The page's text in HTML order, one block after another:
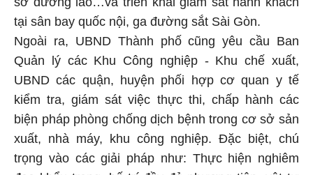
tại sân bay quốc nội, ga đường sắt Sài Gòn.
Ngoài ra, UBND Thành phố cũng yêu cầu Ban
Quản lý các Khu Công nghiệp - Khu chế xuất,
UBND các quận, huyện phối hợp cơ quan y tế
kiểm tra, giám sát việc thực thi, chấp hành các
biện pháp phòng chống dịch bệnh trong cơ sở sản
xuất, nhà máy, khu công nghiệp. Đặc biệt, chú
trọng vào các giải pháp như: Thực hiện nghiêm